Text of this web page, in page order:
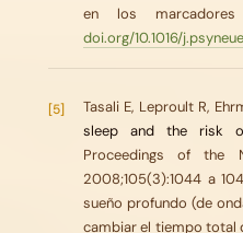
en los marcadores
doi.org/10.1016/
[5] Tasali E, Leproult R,
sleep and the risk
Proceedings of the
2008;105(3):1044 a
sueño profundo (de
cambiar el tiempo total